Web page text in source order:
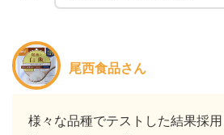
尾西食品さん
様々な品種でテストした結果採